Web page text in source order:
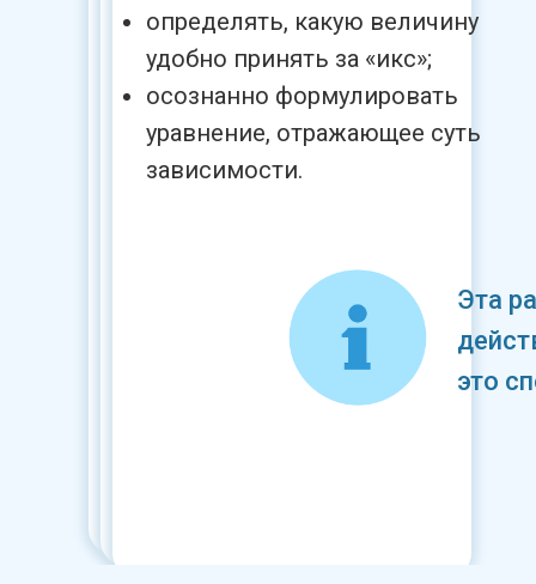
определять, какую величину
удобно принять за «икс»;
осознанно формулировать
уравнение, отражающее суть
зависимости.
Эта
это